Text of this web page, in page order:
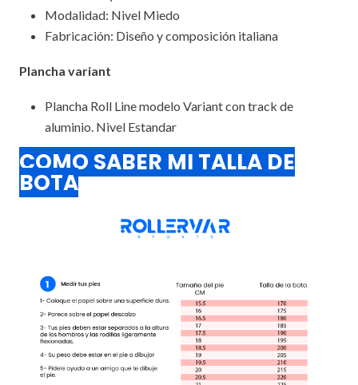
Modalidad: Nivel Miedo
Fabricación: Diseño y composición italiana
Plancha variant
Plancha Roll Line modelo Variant con track de
aluminio. Nivel Estandar
COMO SABER MI TALLA DE
BOTA